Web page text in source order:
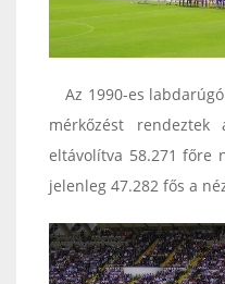
Az 1990-es
mérkőzést
eltávolítva 58.271 főre
jelenleg 47.282 fős a